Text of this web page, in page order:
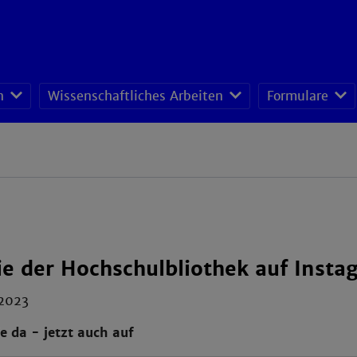
Wissenschaftliches Arbeiten Formulare
der Hochschulbliothek auf
da - jetzt auch auf